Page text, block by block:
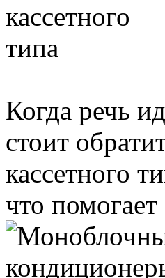
Когда речь
стоит
кассетного
что